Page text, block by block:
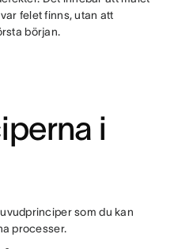
felet finns, utan att
början.
i
som du kan
processer.